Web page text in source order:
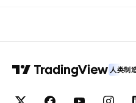
人类制